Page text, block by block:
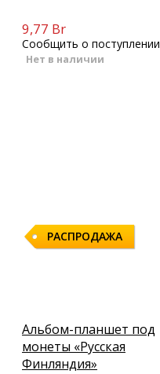
9,77 Br
Сообщить о поступлении
Нет в наличии
РАСПРОДАЖА
Альбом-планшет под
монеты «Русская
Финляндия»